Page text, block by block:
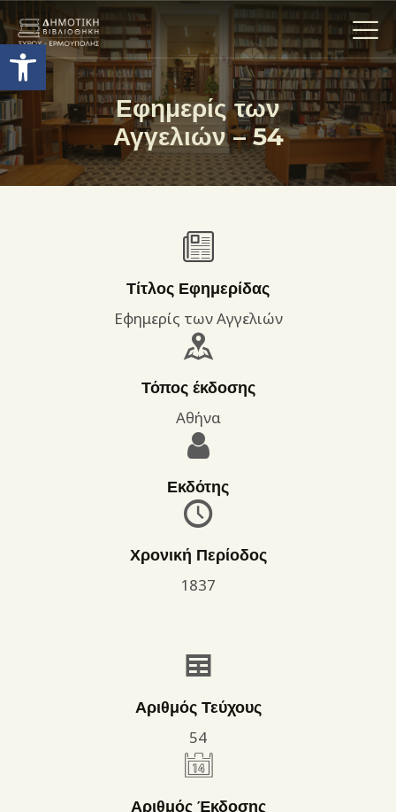
Ανοίξτε τη γραμμή εργαλείων
Εφημερίς των
Αγγελιών – 54
Η ΒΙΒΛΙΟΘΗΚΗ
ΟΙ ΣΥΛΛΟΓΈΣ
ΕΚΘΕΣΕΙΣ
ΨΗΦΙΑΚΌ ΑΡΧΕΊΟ
ΔΡΑΣΤΗΡΙΟΤΗΤΕΣ
ΕΠΙΚΟΙΝΩΝΊΑ
ΌΡΟΙ ΧΡΉΣΗΣ
Τίτλος Εφημερίδας
Εφημερίς των Αγγελιών
Τόπος έκδοσης
Αθήνα
Εκδότης
Χρονική Περίοδος
1837
Αριθμός Τεύχους
54
Αριθμός Έκδοσης